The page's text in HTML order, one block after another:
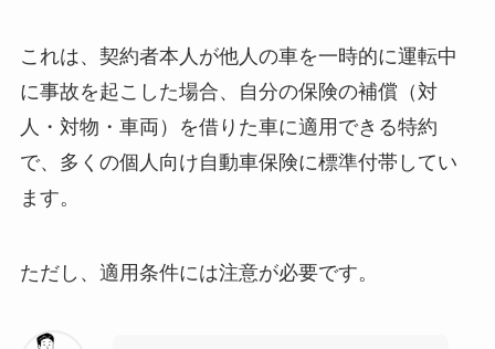
これは、契約者本人が他人の車を一時的に運転中
に事故を起こした場合、自分の保険の補償（対
人・対物・車両）を借りた車に適用できる特約
で、多くの個人向け自動車保険に標準付帯してい
ます。
ただし、適用条件には注意が必要です。